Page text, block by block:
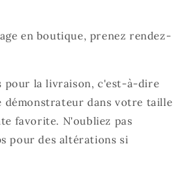
en boutique, prenez rendez-
pour la livraison, c'est-à-dire
démonstrateur dans votre taille
favorite. N'oubliez pas
pour des altérations si